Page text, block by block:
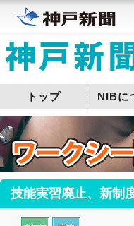
トップ NIBに
技能実習廃止、新制